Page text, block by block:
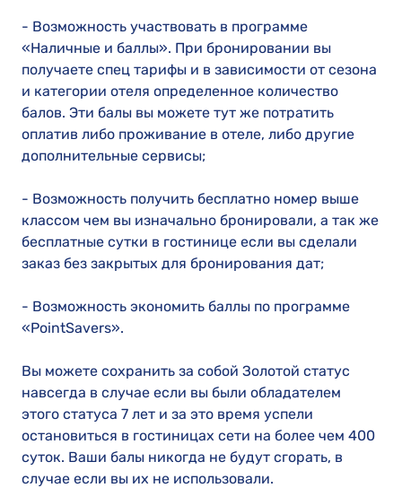
- Возможность участвовать в программе
«Наличные и баллы». При бронировании вы
получаете спец тарифы и в зависимости от сезона
и категории отеля определенное количество
балов. Эти балы вы можете тут же потратить
оплатив либо проживание в отеле, либо другие
дополнительные сервисы;
- Возможность получить бесплатно номер выше
классом чем вы изначально бронировали, а так же
бесплатные сутки в гостинице если вы сделали
заказ без закрытых для бронирования дат;
- Возможность экономить баллы по программе
«PointSavers».
Вы можете сохранить за собой Золотой статус
навсегда в случае если вы были обладателем
этого статуса 7 лет и за это время успели
остановиться в гостиницах сети на более чем 400
суток. Ваши балы никогда не будут сгорать, в
случае если вы их не использовали.